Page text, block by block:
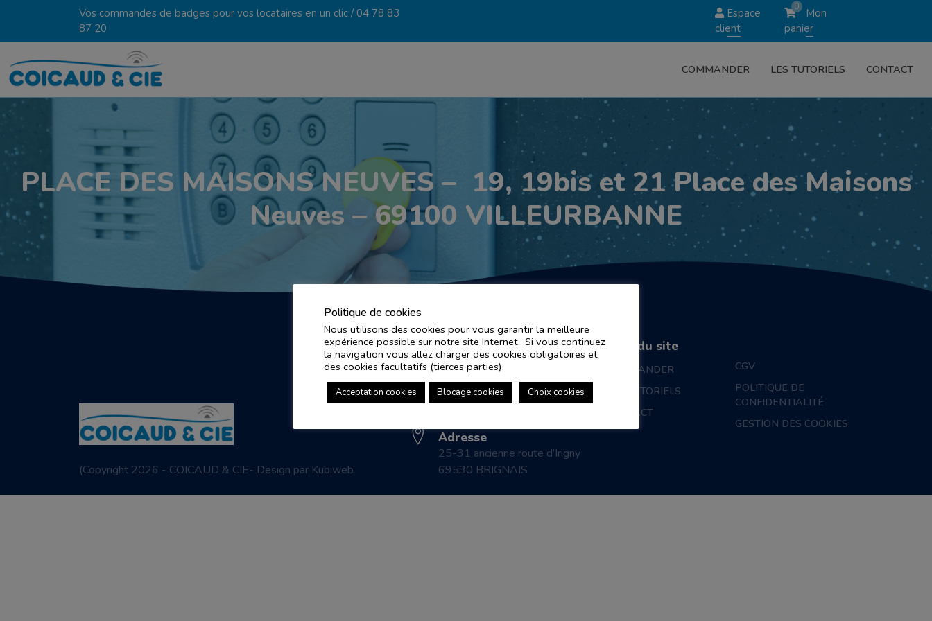
Vos commandes de badges pour vos locataires en un clic /04 78 83
87 20
Espace
client
0
Mon
panier
COMMANDER LES TUTORIELS CONTACT
PLACE DES MAISONS NEUVES – 19, 19bis et 21 Place des Maisons
Neuves – 69100 VILLEURBANNE
(Copyright 2026 - COICAUD & CIE- Design par Kubiweb
Adresse e-mail
controle.coicaud@ascenseurnsa.fr
Numéro de téléphone
04 78 83 87 20
Adresse
25-31 ancienne route d’Irigny
69530 BRIGNAIS
Plan du site
COMMANDER
LES TUTORIELS
CONTACT
CGV
POLITIQUE DE
CONFIDENTIALITÉ
GESTION DES COOKIES
Politique de cookies
Nous utilisons des cookies pour vous garantir la meilleure
expérience possible sur notre site Internet,. Si vous continuez
la navigation vous allez charger des cookies obligatoires et
des cookies facultatifs (tierces parties).
Acceptation cookies Blocage cookies Choix cookies